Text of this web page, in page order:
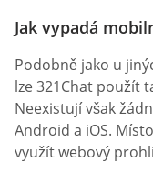
Jak vypadá
Podobně jako u
lze 321Chat použít
Neexistují však
Android a iOS.
využít webový